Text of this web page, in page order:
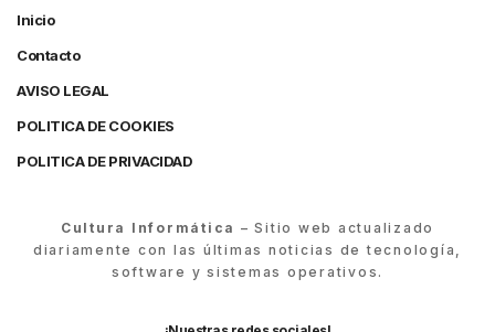
Inicio
Contacto
AVISO LEGAL
POLITICA DE COOKIES
POLITICA DE PRIVACIDAD
Cultura Informática – Sitio web actualizado
diariamente con las últimas noticias de tecnología,
software y sistemas operativos.